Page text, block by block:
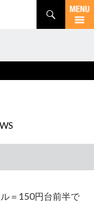
＝150円台前半で